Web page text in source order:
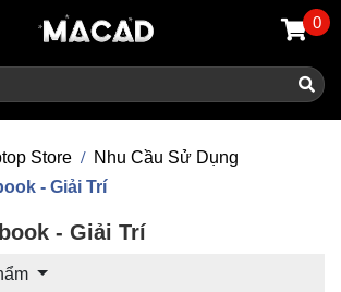
0
Store
Nhu Cầu Sử Dụng
- Giải Trí
- Giải Trí